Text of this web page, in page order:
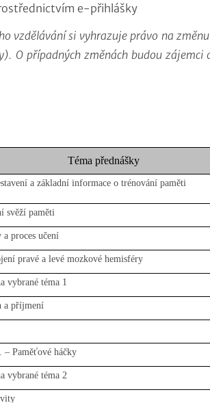
e-přihlášky
vzdělávání si vyhrazuje právo na
O případných změnách budou zájemci
Téma přednášky
a základní informace o trénování paměti
svěží paměti
proces učení
pravé a levé mozkové hemisféry
vybrané téma 1
a příjmení
– Paměťové háčky
vybrané téma 2